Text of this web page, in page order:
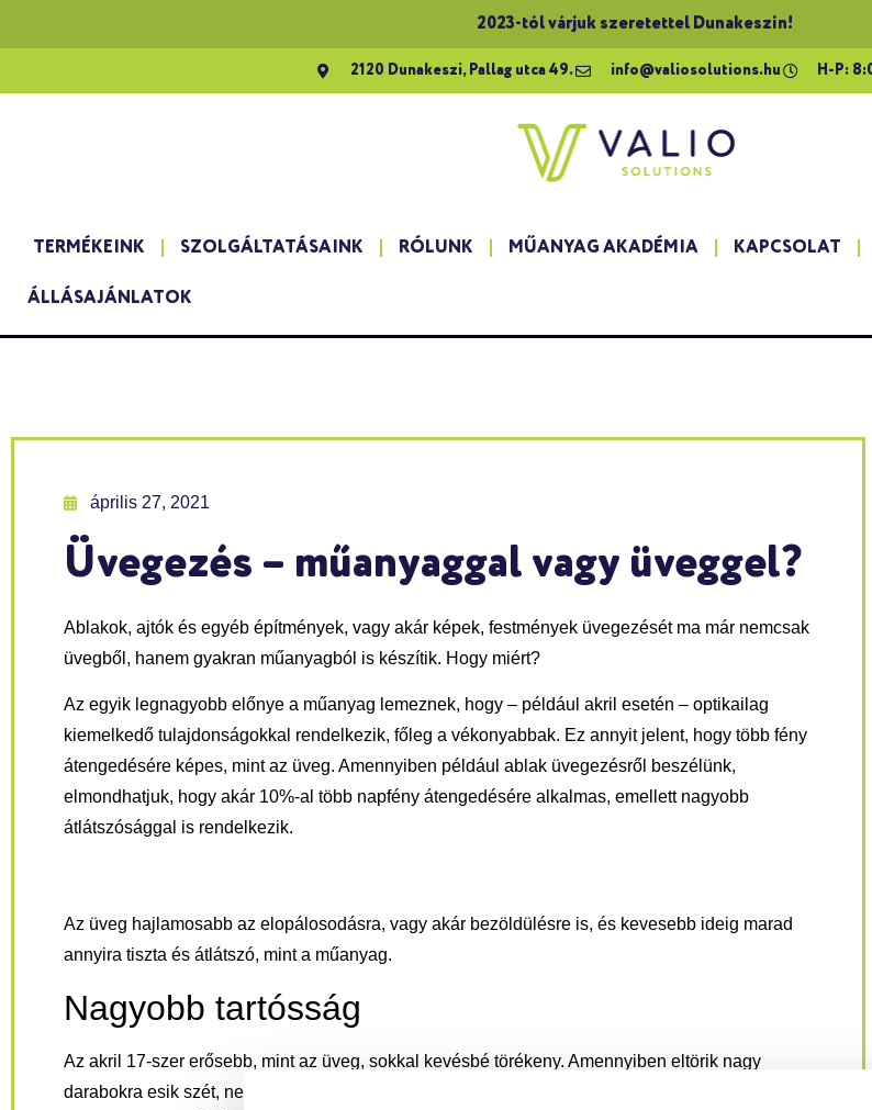
2023-tól várjuk szeretettel Dunakeszin!
2120 Dunakeszi, Pallag utca 49. info@valiosolutions.hu H-P:
TERMÉKEINK SZOLGÁLTATÁSAINK RÓLUNK MŰANYAG AKADÉMIA KAPCSOLAT
ÁLLÁSAJÁNLATOK
április 27, 2021
Üvegezés – műanyaggal vagy üveggel?
Ablakok, ajtók és egyéb építmények, vagy akár képek, festmények üvegezését ma már nemcsak
üvegből, hanem gyakran műanyagból is készítik. Hogy miért?
Az egyik legnagyobb előnye a műanyag lemeznek, hogy – például akril esetén – optikailag
kiemelkedő tulajdonságokkal rendelkezik, főleg a vékonyabbak. Ez annyit jelent, hogy több fény
átengedésére képes, mint az üveg. Amennyiben például ablak üvegezésről beszélünk,
elmondhatjuk, hogy akár 10%-al több napfény átengedésére alkalmas, emellett nagyobb
átlátszósággal is rendelkezik.
Az üveg hajlamosabb az elopálosodásra, vagy akár bezöldülésre is, és kevesebb ideig marad
annyira tiszta és átlátszó, mint a műanyag.
Nagyobb tartósság
Az akril 17-szer erősebb, mint az üveg, sokkal kevésbé törékeny. Amennyiben eltörik nagy
darabokra esik szét, nem szilánkokra, így alkalmas olyan helyeken való üvegezésre, ahol